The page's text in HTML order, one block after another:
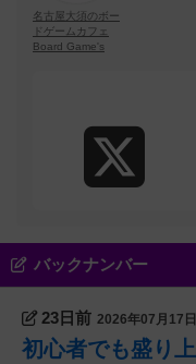
名古屋大須のボー
ドゲームカフェ
Board Game's
バックナンバー
23日前 2026年07月17
初心者でも盛り